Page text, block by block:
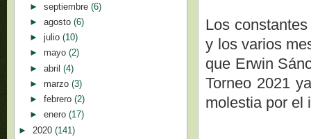
Los
y los varios
que Erwin
Torneo 2021
molestia por el
► septiembre (6)
► agosto (6)
► julio (10)
► mayo (2)
► abril (4)
► marzo (3)
► febrero (2)
► enero (17)
► 2020 (141)